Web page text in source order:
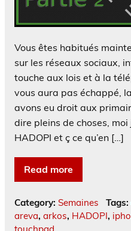
Vous êtes habitués
sur les réseaux sociaux,
touche aux lois et à la
vous aura pas échappé,
avons eu droit aux
dire pleins de choses, moi
HADOPI et ç ce qu’en […]
Read more
Category: Semaines Tags:
areva, arkos, HADOPI,